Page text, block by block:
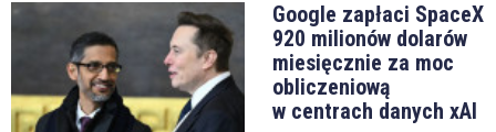
Google zapłaci SpaceX
920 milionów dolarów
miesięcznie za moc
obliczeniową
w centrach danych xAI